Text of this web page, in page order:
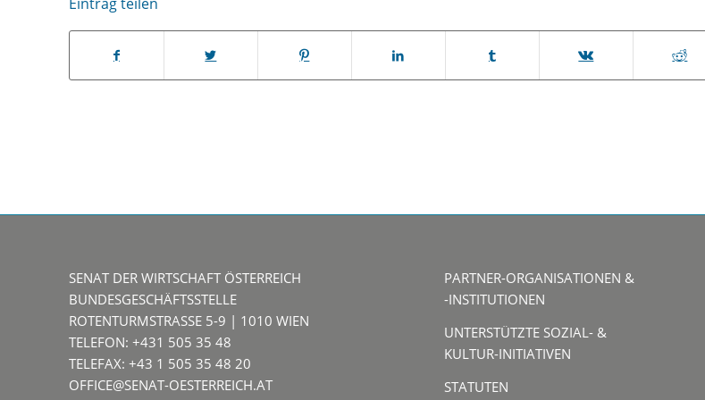
Eintrag teilen
SENAT DER WIRTSCHAFT ÖSTERREICH
BUNDESGESCHÄFTSSTELLE
ROTENTURMSTRASSE 5-9 | 1010 WIEN
TELEFON: +431 505 35 48
TELEFAX: +43 1 505 35 48 20
OFFICE@SENAT-OESTERREICH.AT
PARTNER-ORGANISATIONEN &
-INSTITUTIONEN
UNTERSTÜTZTE SOZIAL- &
KULTUR-INITIATIVEN
STATUTEN